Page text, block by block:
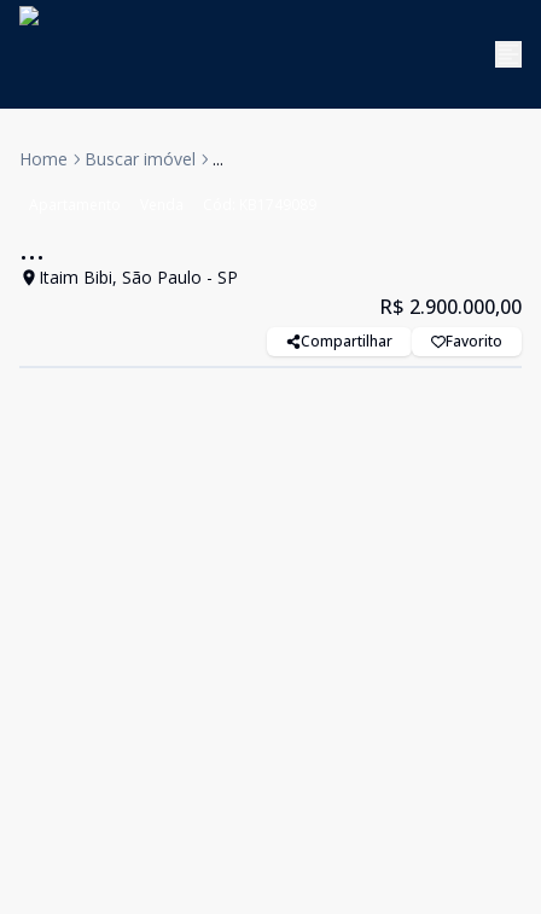
Home Buscar imóvel ...
...
Itaim Bibi, São Paulo - SP
R$ 2.900.000,00
Compartilhar Favorito